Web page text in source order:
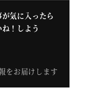
が気に入ったら
ね！しよう
をお届けします